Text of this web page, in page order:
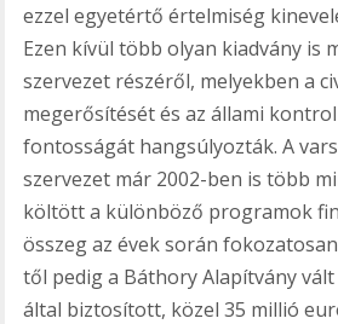
ezzel egyetértő értelmiség
Ezen kívül több olyan kiadvány is
szervezet részéről, melyekben a
megerősítését és az állami
fontosságát hangsúlyozták. A
szervezet már 2002-ben is több
költött a különböző programok
összeg az évek során
től pedig a Báthory Alapítvány
által biztosított, közel 35 millió